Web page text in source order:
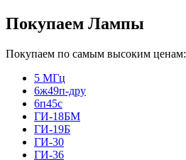
Покупаем Лампы
Покупаем по самым высоким ценам:
5 МГц
6ж49п-дру
6п45с
ГИ-18БМ
ГИ-19Б
ГИ-30
ГИ-36